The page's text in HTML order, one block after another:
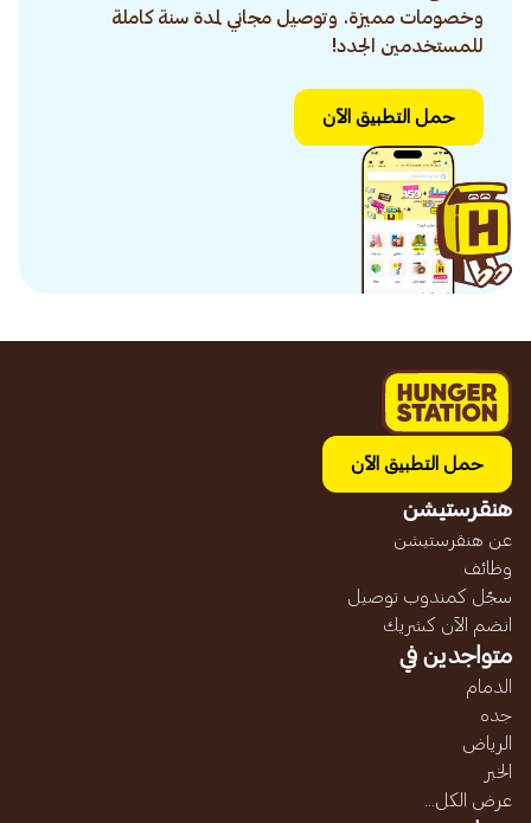
وخصومات مميزة. وتوصيل مجاني لمدة سنة كاملة
للمستخدمين الجدد!
حمل التطبيق الآن
حمل التطبيق الآن
هنقرستيشن
عن هنقرستيشن
وظائف
سجّل كمندوب توصيل
انضم الآن كشريك
متواجدين في
الدمام
جده
الرياض
الخبر
عرض الكل...